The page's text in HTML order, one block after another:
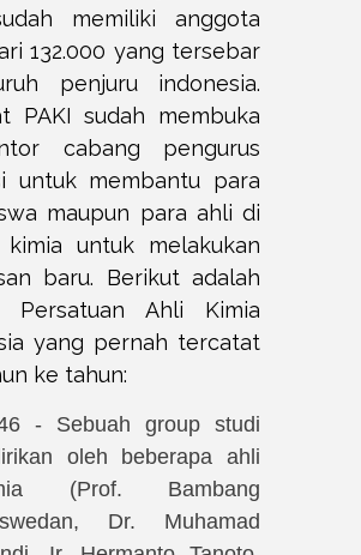
memiliki anggota
132.000 yang tersebar
penjuru indonesia.
PAKI sudah membuka
cabang pengurus
untuk membantu para
maupun para ahli di
kimia untuk melakukan
baru. Berikut adalah
Persatuan Ahli Kimia
yang pernah tercatat
ke tahun:
- Sebuah group studi
oleh beberapa ahli
(Prof. Bambang
Dr. Muhamad